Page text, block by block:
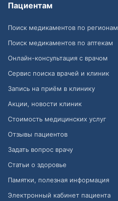
Пациентам
Поиск медикаментов по регионам
Поиск медикаментов по аптекам
Онлайн-консультация с врачом
Сервис поиска врачей и клиник
Запись на приём в клинику
Акции, новости клиник
Стоимость медицинских услуг
Отзывы пациентов
Задать вопрос врачу
Статьи о здоровье
Памятки, полезная информация
Электронный кабинет пациента